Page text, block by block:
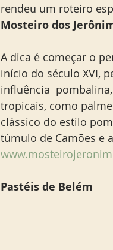
rendeu um roteiro
Mosteiro dos
A dica é começar o
início do século XVI,
influência
tropicais, como
clássico do estilo
túmulo de Camões e
Pastéis de Belém